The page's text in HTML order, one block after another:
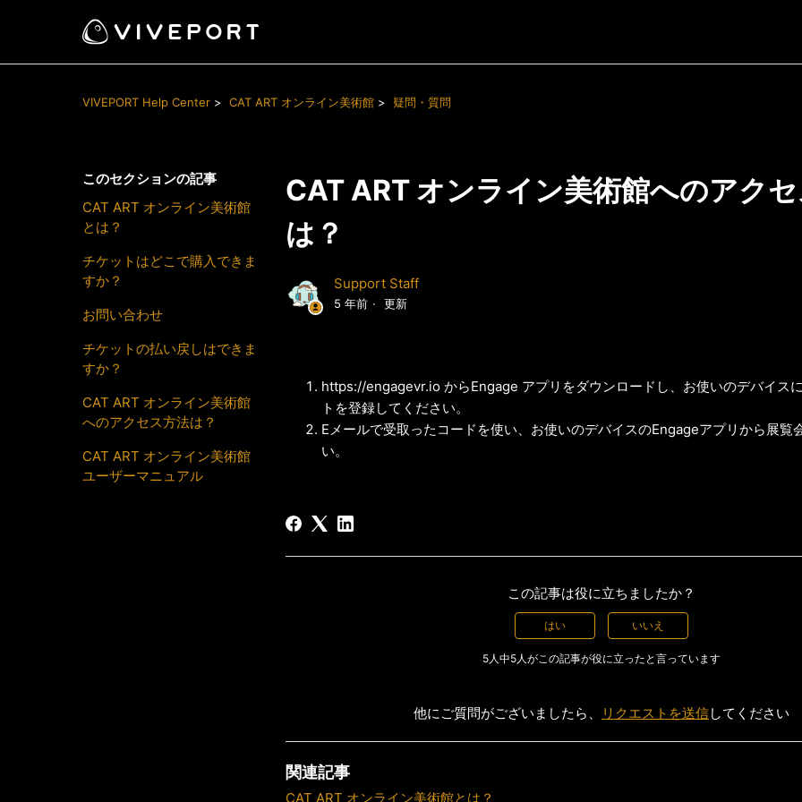
VIVEPORT Help Center CAT ART オンライン美術館 疑問・質問
このセクションの記事
CAT ART オンライン美術館
とは？
チケットはどこで購入できま
すか？
お問い合わせ
チケットの払い戻しはできま
すか？
CAT ART オンライン美術館
へのアクセス方法は？
CAT ART オンライン美術館
ユーザーマニュアル
CAT ART オンライン美術館へのアク
は？
Support Staff
5 年前 更新
https://engagevr.io からEngage アプリをダウンロードし、お使いのデバイス
トを登録してください。
Eメールで受取ったコードを使い、お使いのデバイスのEngageアプリから展覧
い。
この記事は役に立ちましたか？
はい いいえ
5人中5人がこの記事が役に立ったと言っています
他にご質問がございましたら、 リクエストを送信してください
関連記事
CAT ART オンライン美術館とは？